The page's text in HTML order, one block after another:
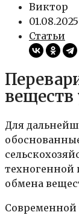
Виктор
01.08.2025
Статьи
Для
техногенной
обмена
Современной